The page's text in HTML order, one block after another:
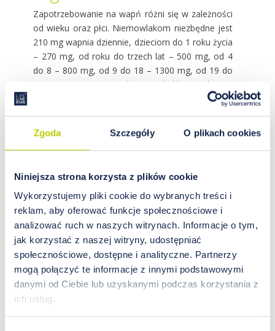
Zgoda Szczegóły O plikach cookies
Niniejsza strona korzysta z plików cookie
Wykorzystujemy pliki cookie do wybranych treści i
reklam, aby oferować funkcje społecznościowe i
analizować ruch w naszych witrynach. Informacje o tym,
jak korzystać z naszej witryny, udostępniać
społecznościowe, dostępne i analityczne. Partnerzy
mogą połączyć te informacje z innymi podstawowymi
danymi od Ciebie lub uzyskanymi podczas korzystania z
ich usług.
Zapotrzebowanie na wapń różni się w zależności
od wieku oraz płci. Niemowlakom niezbędne jest
210 mg wapnia dziennie, dzieciom do 1 roku życia
– 270 mg, od roku do trzech lat – 500 mg, od 4
do 8 – 800 mg, od 9 do 18 – 1300 mg, od 19 do
50 – 1000 mg. Po 50 roku życia ilość potrzebnego
wapnia znowu wzrasta do 1200 mg. Nieco więcej
menopauzie. Wapń, który nie zostanie zużyty
podczas procesów zachodzących w naszym
potrzebujemy wapnia? Całkiem jasne jest,
dlaczego dzieci i młodzież mają większe i stałe
zapotrzebowanie na wapń – młodzi ludzie po
prostu rosną. Ale to, że w naszych kościach czy
szkliwie jest już wapń, nie oznacza, że zadomowił
się tam na dobre. Wapnia potrzebuje codziennie
serce – najważniejszy nasz organ. Stałe
zapotrzebowanie na wapń ma również układ
nerwowy. Bez tego pierwiastka impulsy nerwowe,